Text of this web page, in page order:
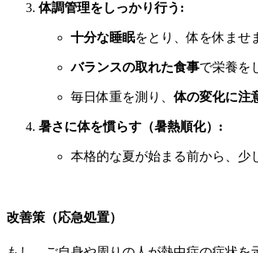
体調管理をしっかり行う:
十分な睡眠をとり、体を休ませ
バランスの取れた食事で栄養を
毎日体重を測り、 体の変化に注
暑さに体を慣らす（暑熱順化）:
本格的な夏が始まる前から、少
改善策（応急処置）